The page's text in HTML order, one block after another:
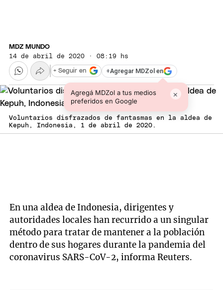
MDZ MUNDO
14 de abril de 2020 · 08:19 hs
+Agregar MDZol en
Agregá MDZol a tus medios
preferidos en Google
×
+ Seguir en
Voluntarios disfrazados de fantasmas en la aldea de
Kepuh, Indonesia, 1 de abril de 2020.
En una aldea de Indonesia, dirigentes y
autoridades locales han recurrido a un singular
método para tratar de mantener a la población
dentro de sus hogares durante la pandemia del
coronavirus SARS-CoV-2, informa Reuters.